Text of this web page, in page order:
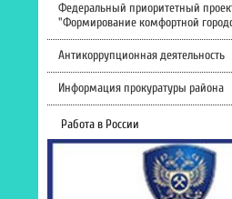
Федеральный приоритетный
"Формирование комфортной
Антикоррупционная деятельность
Информация прокуратуры района
Работа в России